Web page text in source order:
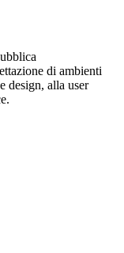
di ambienti
design, alla user